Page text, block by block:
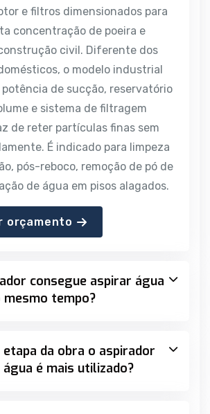
e filtros dimensionados para
concentração de poeira e
civil. Diferente dos
o modelo industrial
potência de sucção, reservatório
e sistema de filtragem
de reter partículas finas sem
É indicado para limpeza
pós-reboco, remoção de pó de
de água em pisos alagados.
orçamento
consegue aspirar água
mesmo tempo?
etapa da obra o aspirador
água é mais utilizado?